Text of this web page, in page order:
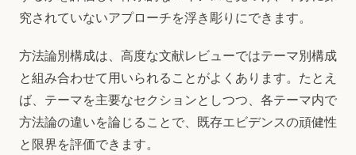
究されていないアプローチを浮き彫りにできます。
方法論別構成は、高度な文献レビューではテーマ別構成
と組み合わせて用いられることがよくあります。たとえ
ば、テーマを主要なセクションとしつつ、各テーマ内で
方法論の違いを論じることで、既存エビデンスの頑健性
と限界を評価できます。